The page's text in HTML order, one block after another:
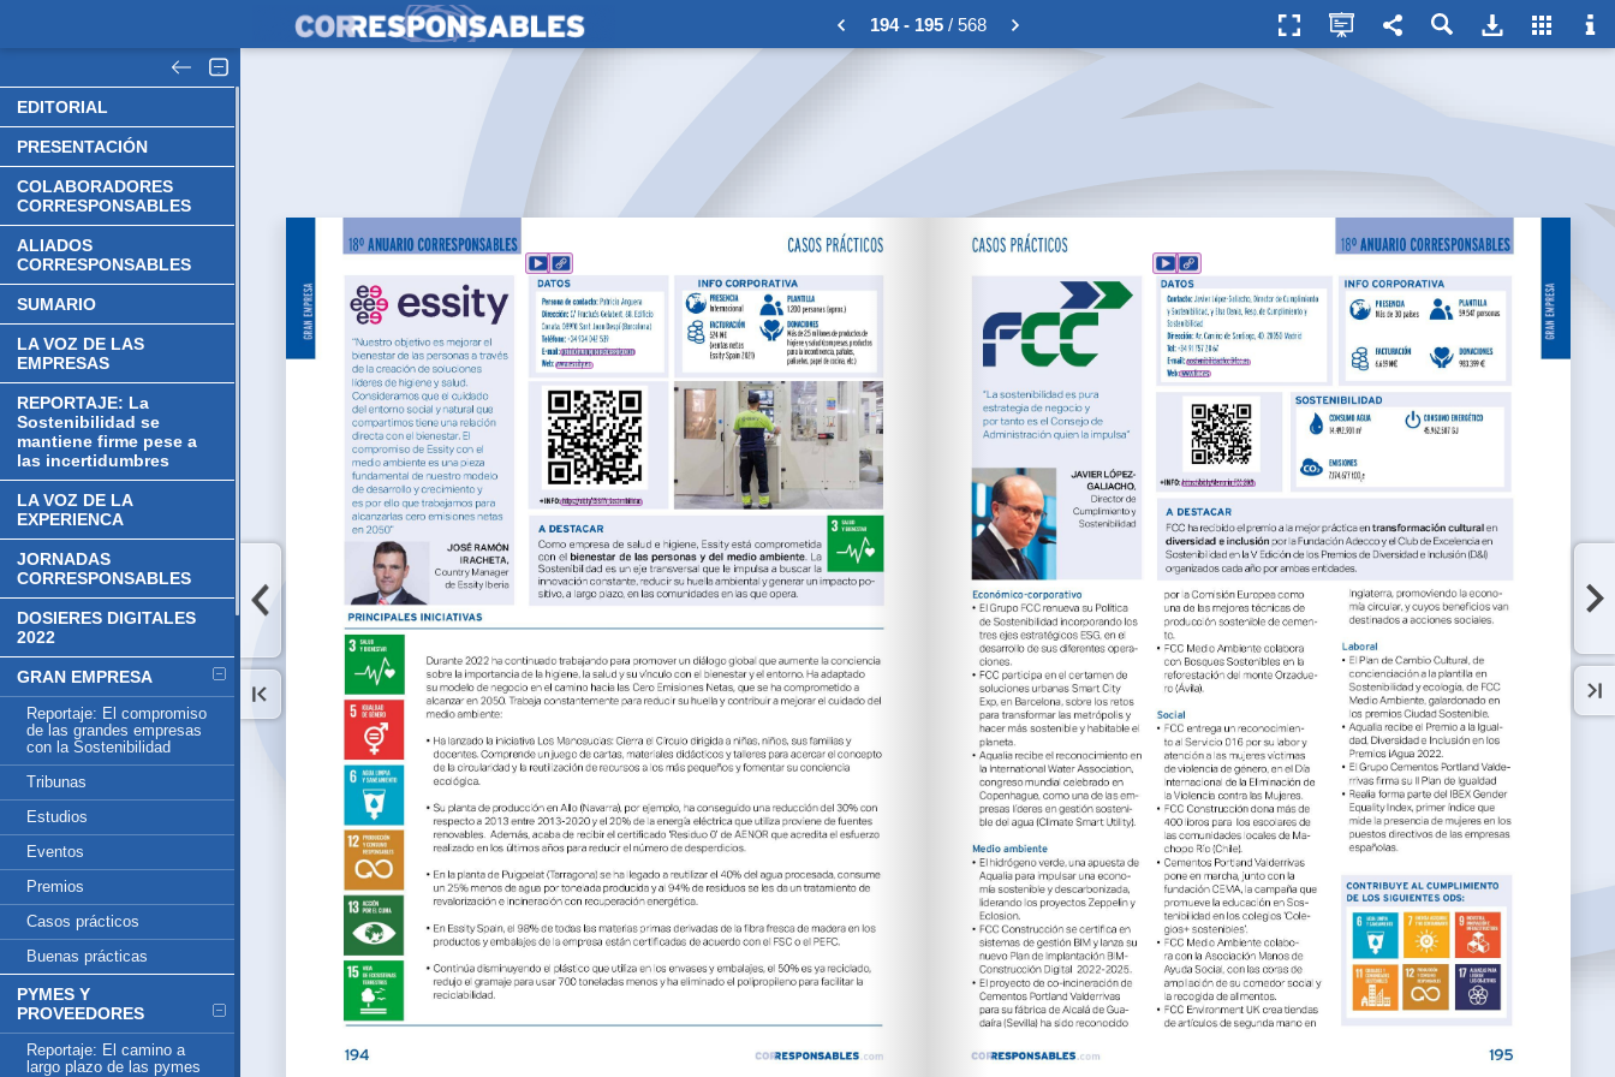
194 - 195/ 568
EDITORIAL
PRESENTACIÓN
COLABORADORES
CORRESPONSABLES
ALIADOS
CORRESPONSABLES
SUMARIO
LA VOZ DE LAS
EMPRESAS
REPORTAJE: La
Sostenibilidad se
mantiene firme pese a
las incertidumbres
LA VOZ DE LA
EXPERIENCA
JORNADAS
CORRESPONSABLES
DOSIERES DIGITALES
2022
GRAN EMPRESA
Reportaje: El compromiso
de las grandes empresas
con la Sostenibilidad
Tribunas
Estudios
Eventos
Premios
Casos prácticos
Buenas prácticas
PYMES Y
PROVEEDORES
Reportaje: El camino a
largo plazo de las pymes